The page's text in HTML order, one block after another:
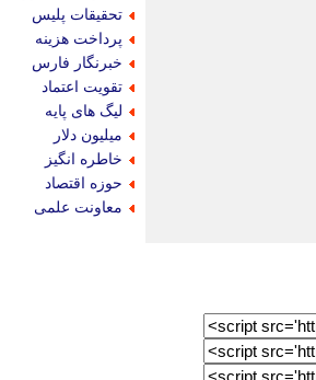
تحقیقات پلیس
پرداخت هزینه
خبرنگار فارس
تقویت اعتماد
لیگ های پایه
میلیون دلار
خاطره انگیز
حوزه اقتصاد
معاونت علمی